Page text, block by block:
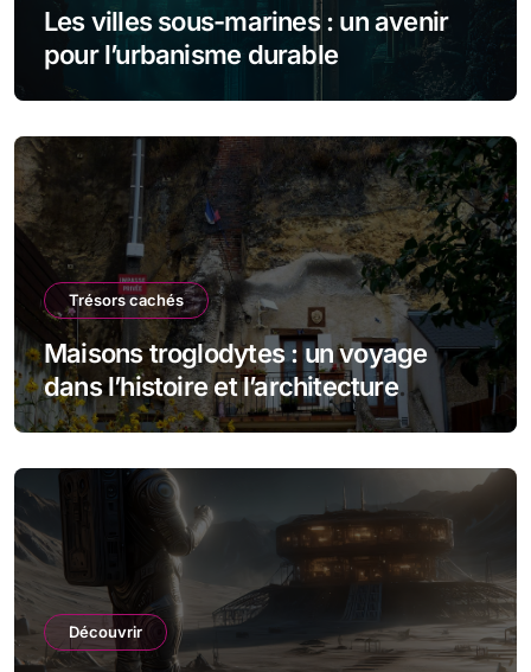
Les villes sous-marines : un avenir
pour l’urbanisme durable
Trésors cachés
Maisons troglodytes : un voyage
dans l’histoire et l’architecture
souterraine
Découvrir